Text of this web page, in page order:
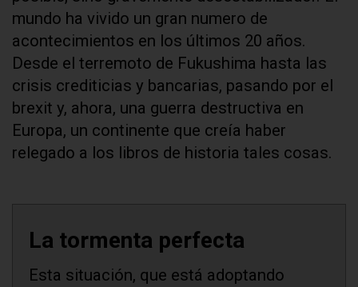
mundo ha vivido un gran numero de
acontecimientos en los últimos 20 años.
Desde el terremoto de Fukushima hasta las
crisis crediticias y bancarias, pasando por el
brexit y, ahora, una guerra destructiva en
Europa, un continente que creía haber
relegado a los libros de historia tales cosas.
La tormenta perfecta
Esta situación, que está adoptando